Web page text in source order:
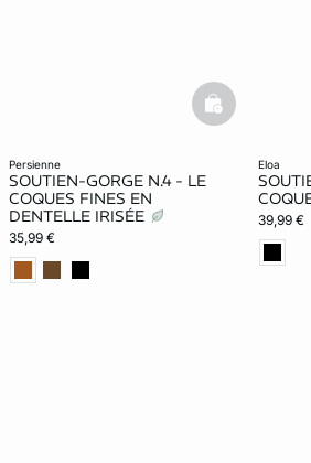
persienne
SOUTIEN-GORGE N.4 - LE
COQUES FINES EN
DENTELLE IRISÉE
35,99 €
basketfull
eloa
39,99 €